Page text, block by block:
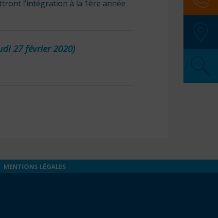
l’intégration à la 1ère année
di 27février 2020)
MENTIONS LÉGALES